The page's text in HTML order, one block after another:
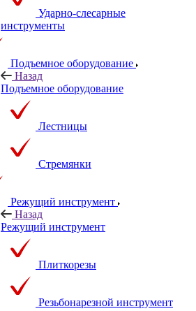
Ударно-слесарные
инструменты
Подъемное оборудование
Назад
Подъемное оборудование
Лестницы
Стремянки
Режущий инструмент
Назад
Режущий инструмент
Плиткорезы
Резьбонарезной инструмент